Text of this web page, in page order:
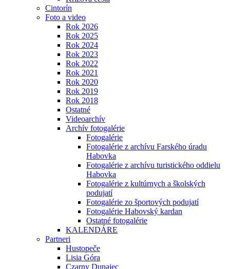
Cintorín
Foto a video
Rok 2026
Rok 2025
Rok 2024
Rok 2023
Rok 2022
Rok 2021
Rok 2020
Rok 2019
Rok 2018
Ostatné
Videoarchív
Archív fotogalérie
Fotogalérie
Fotogalérie z archívu Farského úradu
Habovka
Fotogalérie z archívu turistického oddielu
Habovka
Fotogalérie z kultúrnych a školských
podujatí
Fotogalérie zo športových podujatí
Fotogalérie Habovský kardan
Ostatné fotogalérie
KALENDÁRE
Partneri
Hustopeče
Lisia Góra
Czarny Dunajec